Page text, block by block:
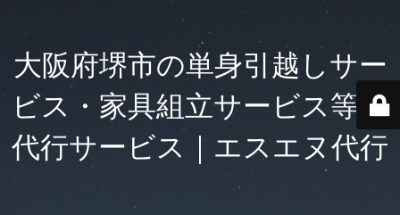
大阪府堺市の単身引越しサー
ビス・家具組立サービス等の
代行サービス｜エスエヌ代行